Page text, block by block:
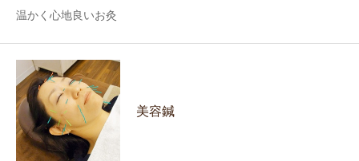
温かく心地良いお灸
美容鍼